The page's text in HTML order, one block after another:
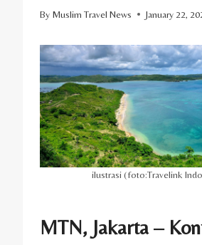
By Muslim Travel News January 22,
ilustrasi (foto:Travelink
MTN, Jakarta –